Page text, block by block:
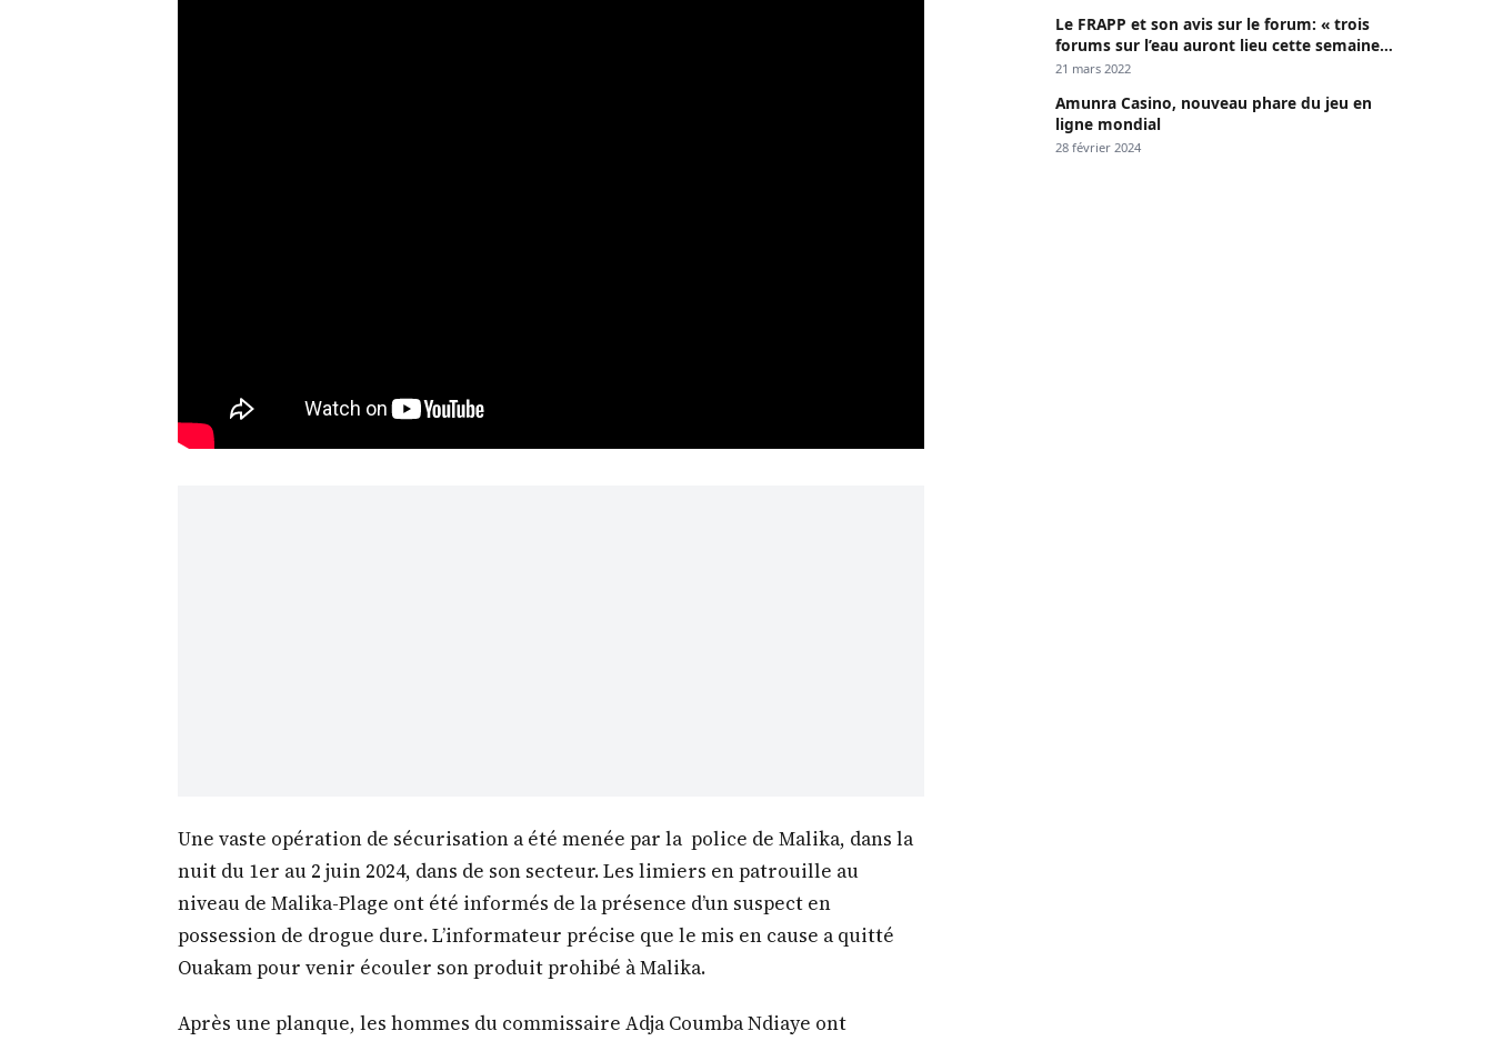
Une vaste opération de sécurisation a été menée par la police de Malika, dans la
nuit du 1er au 2 juin 2024, dans de son secteur. Les limiers en patrouille au
niveau de Malika-Plage ont été informés de la présence d’un suspect en
possession de drogue dure. L’informateur précise que le mis en cause a quitté
Ouakam pour venir écouler son produit prohibé à Malika.
Après une planque, les hommes du commissaire Adja Coumba Ndiaye ont
Le FRAPP et son avis sur le forum: « trois
forums sur l’eau auront lieu cette semaine à
Dakar »
21 mars 2022
Amunra Casino, nouveau phare du jeu en
ligne mondial
28 février 2024